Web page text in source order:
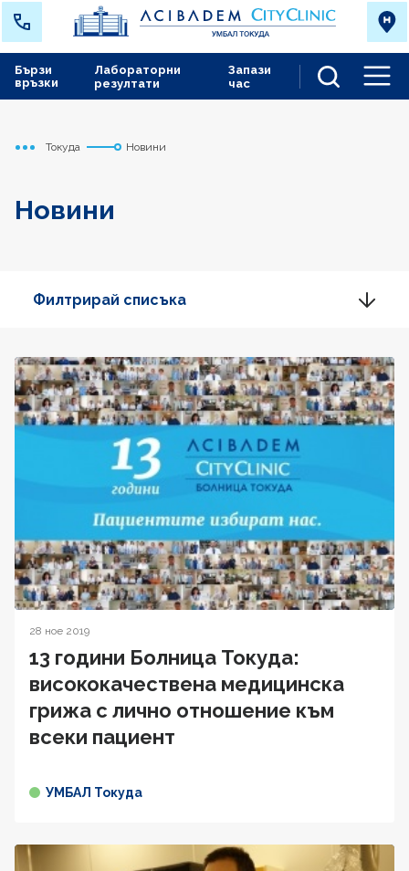
Лабораторни
резултати
Запази
час
Бързи
връзки
Начало
Токуда Новини
Новини
Филтрирай списъка
28 ное 2019
13 години Болница Токуда:
висококачествена медицинска
грижа с лично отношение към
всеки пациент
УМБАЛ Токуда